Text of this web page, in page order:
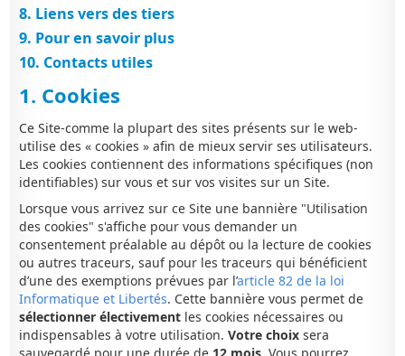
8. Liens vers des tiers
9. Pour en savoir plus
10. Contacts utiles
1. Cookies
Ce Site-comme la plupart des sites présents sur le web-
utilise des « cookies » afin de mieux servir ses utilisateurs.
Les cookies contiennent des informations spécifiques (non
identifiables) sur vous et sur vos visites sur un Site.
Lorsque vous arrivez sur ce Site une bannière "Utilisation
des cookies" s'affiche pour vous demander un
consentement préalable au dépôt ou la lecture de cookies
ou autres traceurs, sauf pour les traceurs qui bénéficient
d’une des exemptions prévues par l’article 82 de la loi
Informatique et Libertés. Cette bannière vous permet de
sélectionner électivement les cookies nécessaires ou
indispensables à votre utilisation.Votre choix sera